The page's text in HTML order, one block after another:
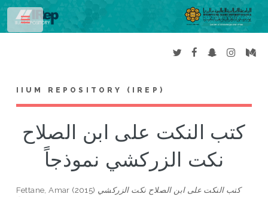
IIUM REPOSITORY (IREP)
كتب النكت على ابن الصلاح
نكت الزركشي نموذجاً
Fettane, Amar (2015) كتب النكت على ابن الصلاح نكت الزركشي
Toggle